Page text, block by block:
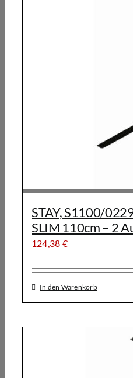
STAY, S1100/
SLIM 110cm – 2
124,38 €
In den Warenkorb